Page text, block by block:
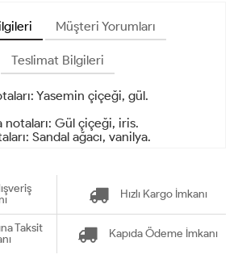
Müşteri Yorumları
Teslimat Bilgileri
Yasemin çiçeği, gül.
notaları: Gül çiçeği, iris.
Sandal ağacı, vanilya.
Hızlı Kargo İmkanı
Taksit
Kapıda Ödeme İmkanı